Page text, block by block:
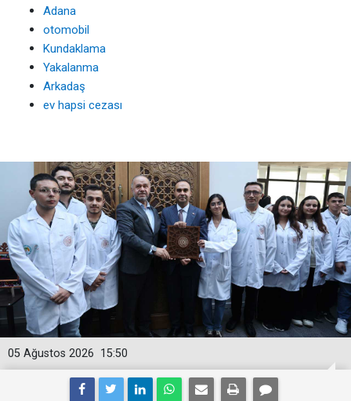
Adana
otomobil
Kundaklama
Yakalanma
Arkadaş
ev hapsi cezası
15:50
05 Ağustos 2026